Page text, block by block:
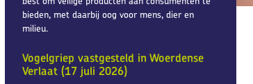
bieden, met daarbij oog voor mens, dier en
milieu.
Vogelgriep vastgesteld in Woerdense
Verlaat (17 juli 2026)